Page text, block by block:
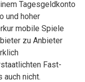
Tagesgeldkonto
und hoher
mobile Spiele
zu Anbieter
Fast-
auch nicht.